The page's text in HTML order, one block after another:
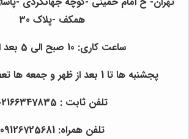
همکف -پلاک 30
ساعت کاری: 10 صبح الی 5 بعد از ظهر
پجشنبه ها تا 1 بعد از ظهر و جمعه ها تعطیل می باشد
تلفن ثابت : 02166347835
تلفن همراه: 09126725681